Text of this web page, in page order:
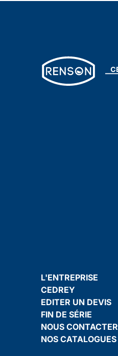
L'ENTREPRISE
CEDREY
EDITER UN DEVIS
FIN DE SÉRIE
NOUS CONTACTER
NOS CATALOGUES